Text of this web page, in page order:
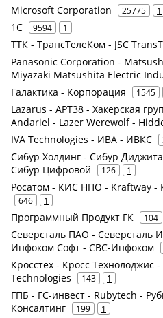
Microsoft Corporation 25775 1
1С 9594 1
ТТК - ТрансТелеКом - JSC
Panasonic Corporation -
Miyazaki Matsushita Electric
Галактика - Корпорация 1545
Lazarus - APT38 - Хакерская
Andariel - Lazer Werewolf -
IVA Technologies - ИВА - ИВКС
Сибур Холдинг - Сибур
Сибур Цифровой
126 1
Росатом - КИС НПО - Kraftway
646 1
Программный Продукт ГК 104
Северсталь ПАО - Северсталь
Инфоком Софт - СВС-Инфоком
Кросстех - Кросс Технолоджис
Technologies
143 1
ГПБ - ГС-инвест - Rubytech -
Консалтинг
199 1